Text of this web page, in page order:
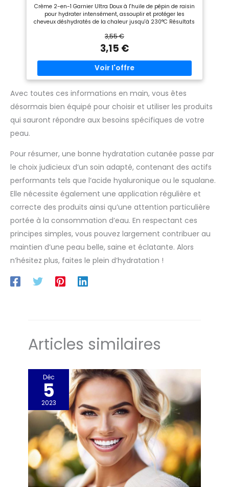
Crème 2-en-1 Garnier Ultra Doux à l'huile de pépin de raisin
pour hydrater intensément, assouplir et protéger les
cheveux déshydratés de la chaleur jusqu'à 230°C Résultats
Protection thermique à 230 °C*, Formule non collante, non
grasse, *Tests instrumentaux Application : Utiliser
quotidiennement sur cheveux humides ou secs, en
répartissant uniformément sur les longueurs et les pointes,
Ne pas rincer Formule enrichie en huile de pépin de raisin
antioxydante pour une hydratation intense et une brillance
éclatante Contenu : 1x Crème de Soin 2-en-1 Vignes
Merveilleuses, Garnier Ultra Doux, 200ml
3,55 €
3,15 €
Avec toutes ces informations en main, vous êtes
désormais bien équipé pour choisir et utiliser les produits
qui sauront répondre aux besoins spécifiques de votre
peau.
Pour résumer, une bonne hydratation cutanée passe par
le choix judicieux d’un soin adapté, contenant des actifs
performants tels que l’acide hyaluronique ou le squalane.
Elle nécessite également une application régulière et
correcte des produits ainsi qu’une attention particulière
portée à la consommation d’eau. En respectant ces
principes simples, vous pouvez largement contribuer au
maintien d’une peau belle, saine et éclatante. Alors
n’hésitez plus, faites le plein d’hydratation !
Articles similaires
Déc
5
2023